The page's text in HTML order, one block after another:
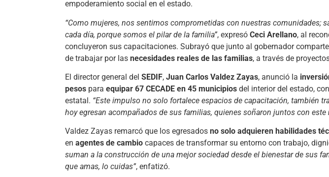
empoderamiento social en el estado.
“Como mujeres, nos sentimos comprometidas con nuestras comunidades;
cada día, porque somos el pilar de la familia”, expresó Ceci Arellano, al
concluyeron sus capacitaciones. Subrayó que junto al gobernador
de trabajar por las necesidades reales de las familias, a través de
El director general del SEDIF, Juan Carlos Valdez Zayas, anunció la
pesos para equipar 67 CECADE en 45 municipios del interior del estado,
estatal. “Este impulso no solo fortalece espacios de capacitación, también
hoy egresan acompañados de sus familias, quienes soñaron juntos con este
Valdez Zayas remarcó que los egresados no solo adquieren habilidades
en agentes de cambio capaces de transformar su entorno con trabajo,
suman a la construcción de una mejor sociedad desde el bienestar de sus
que amas, lo cuidas”, enfatizó.